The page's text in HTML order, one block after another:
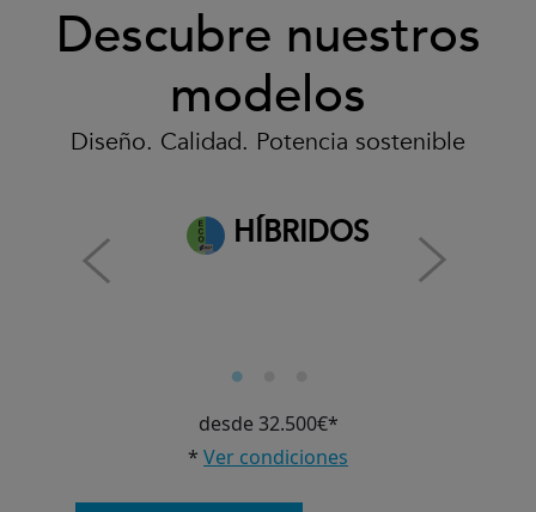
Descubre nuestros
modelos
Diseño. Calidad. Potencia sostenible
HÍBRIDOS
desde 32.500€*
* Ver condiciones